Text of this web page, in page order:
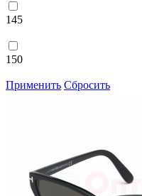
145
150
Применить Сбросить